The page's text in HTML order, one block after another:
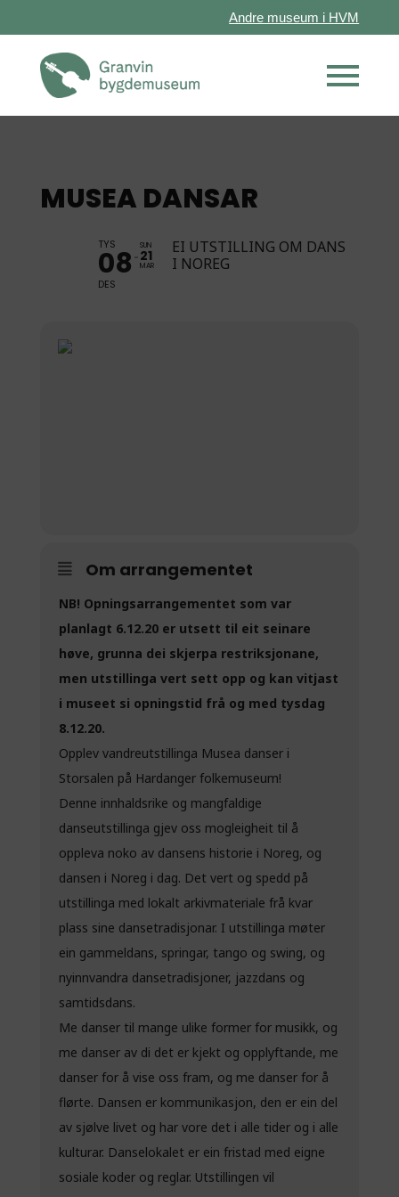
Andre museum i HVM
MUSEA DANSAR
TYS
08
DES
SUN
21
MAR
EI UTSTILLING OM DANS
I NOREG
Om arrangementet
NB! Opningsarrangementet som var
planlagt 6.12.20 er utsett til eit seinare
høve, grunna dei skjerpa restriksjonane,
men utstillinga vert sett opp og kan vitjast
i museet si opningstid frå og med tysdag
8.12.20.
Opplev vandreutstillinga Musea danser i
Storsalen på Hardanger folkemuseum!
Denne innhaldsrike og mangfaldige
danseutstillinga gjev oss mogleigheit til å
oppleva noko av dansens historie i Noreg, og
dansen i Noreg i dag. Det vert og spedd på
utstillinga med lokalt arkivmateriale frå kvar
plass sine dansetradisjonar. I utstillinga møter
ein gammeldans, springar, tango og swing, og
nyinnvandra dansetradisjoner, jazzdans og
samtidsdans.
Me danser til mange ulike former for musikk, og
me danser av di det er kjekt og opplyftande, me
danser for å vise oss fram, og me danser for å
flørte. Dansen er kommunikasjon, den er ein del
av sjølve livet og har vore det i alle tider og i alle
kulturar. Danselokalet er ein fristad med eigne
sosiale koder og reglar. Utstillingen vil